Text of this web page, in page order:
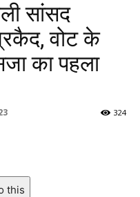
सांसद
वोट के
का पहला
324
this